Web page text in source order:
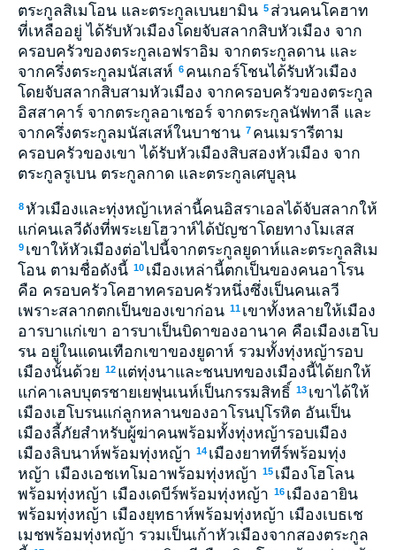
ตระกูลสิเมโอน และตระกูลเบนยามิน 5 ส่วนคนโคฮาท
ที่เหลืออยู่ ได้รับหัวเมืองโดยจับสลากสิบหัวเมือง จาก
ครอบครัวของตระกูลเอฟราอิม จากตระกูลดาน และ
จากครึ่งตระกูลมนัสเสห์ 6 คนเกอร์โชนได้รับหัวเมือง
โดยจับสลากสิบสามหัวเมือง จากครอบครัวของตระกูล
อิสสาคาร์ จากตระกูลอาเชอร์ จากตระกูลนัฟทาลี และ
จากครึ่งตระกูลมนัสเสห์ในบาชาน 7 คนเมรารีตาม
ครอบครัวของเขา ได้รับหัวเมืองสิบสองหัวเมือง จาก
ตระกูลรูเบน ตระกูลกาด และตระกูลเศบูลุน
8 หัวเมืองและทุ่งหญ้าเหล่านี้คนอิสราเอลได้จับสลากให้
แก่คนเลวีดังที่พระเยโฮวาห์ได้บัญชาโดยทางโมเสส
9 เขาให้หัวเมืองต่อไปนี้จากตระกูลยูดาห์และตระกูลสิเม
โอน ตามชื่อดังนี้ 10 เมืองเหล่านี้ตกเป็นของคนอาโรน
คือ ครอบครัวโคฮาทครอบครัวหนึ่งซึ่งเป็นคนเลวี
เพราะสลากตกเป็นของเขาก่อน 11 เขาทั้งหลายให้เมือง
อารบาแก่เขา อารบาเป็นบิดาของอานาค คือเมืองเฮโบ
รน อยู่ในแดนเทือกเขาของยูดาห์ รวมทั้งทุ่งหญ้ารอบ
เมืองนั้นด้วย 12 แต่ทุ่งนาและชนบทของเมืองนี้ได้ยกให้
แก่คาเลบบุตรชายเยฟุนเนห์เป็นกรรมสิทธิ์ 13 เขาได้ให้
เมืองเฮโบรนแก่ลูกหลานของอาโรนปุโรหิต อันเป็น
เมืองลี้ภัยสำหรับผู้ฆ่าคนพร้อมทั้งทุ่งหญ้ารอบเมือง
เมืองลิบนาห์พร้อมทุ่งหญ้า 14 เมืองยาททีร์พร้อมทุ่ง
หญ้า เมืองเอชเทโมอาพร้อมทุ่งหญ้า 15 เมืองโฮโลน
พร้อมทุ่งหญ้า เมืองเดบีร์พร้อมทุ่งหญ้า 16 เมืองอายิน
พร้อมทุ่งหญ้า เมืองยุทธาห์พร้อมทุ่งหญ้า เมืองเบธเช
เมชพร้อมทุ่งหญ้า รวมเป็นเก้าหัวเมืองจากสองตระกูล